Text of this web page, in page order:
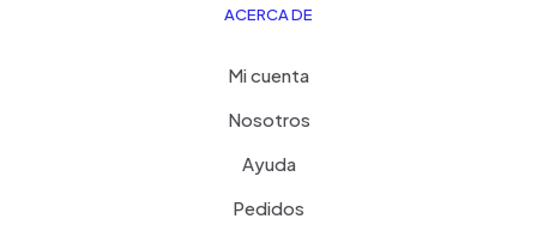
ACERCA DE
Mi cuenta
Nosotros
Ayuda
Pedidos